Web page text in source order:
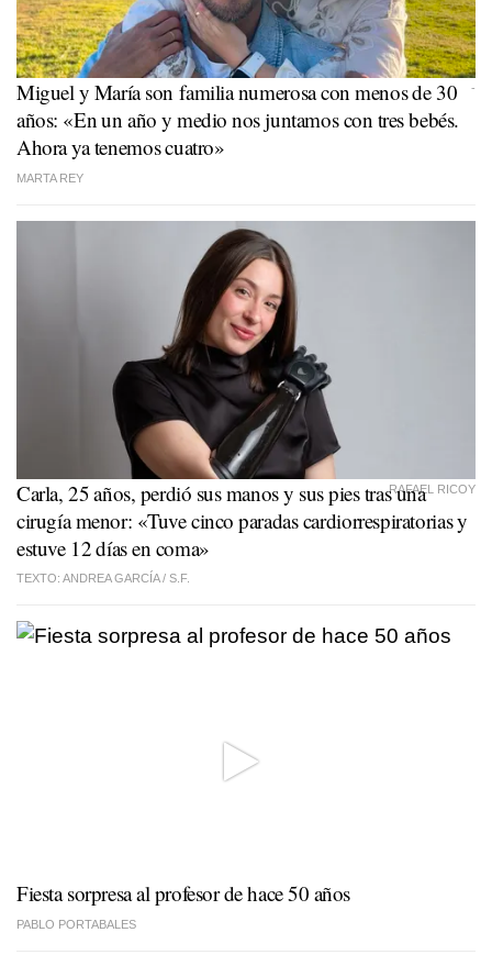
-
Miguel y María son familia numerosa con menos de 30
años: «En un año y medio nos juntamos con tres bebés.
Ahora ya tenemos cuatro»
MARTA REY
RAFAEL RICOY
Carla, 25 años, perdió sus manos y sus pies tras una
cirugía menor: «Tuve cinco paradas cardiorrespiratorias y
estuve 12 días en coma»
TEXTO: ANDREA GARCÍA / S.F.
Fiesta sorpresa al profesor de hace 50 años
PABLO PORTABALES